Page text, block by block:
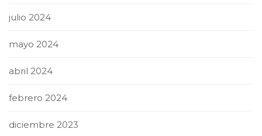
julio 2024
mayo 2024
abril 2024
febrero 2024
diciembre 2023